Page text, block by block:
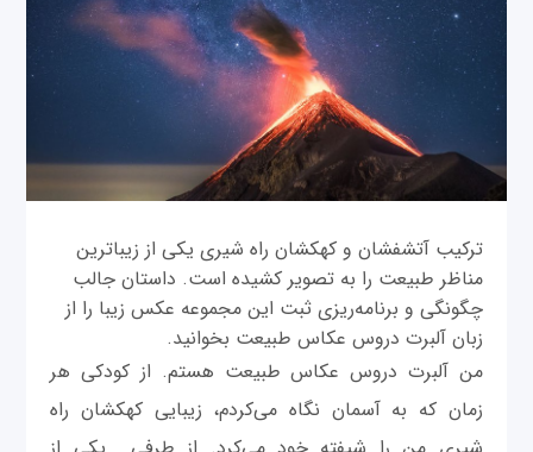
ترکیب آتشفشان و کهکشان راه شیری یکی از زیباترین
مناظر طبیعت را به تصویر کشیده است. داستان جالب
چگونگی و برنامه‌ریزی ثبت این مجموعه عکس زیبا را از
زبان آلبرت دروس عکاس طبیعت بخوانید.
من آلبرت دروس عکاس طبیعت هستم. از کودکی هر
زمان که به آسمان نگاه می‌کردم، زیبایی کهکشان راه